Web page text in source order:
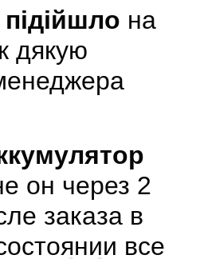
на
дякую
он через 2
заказа в
все